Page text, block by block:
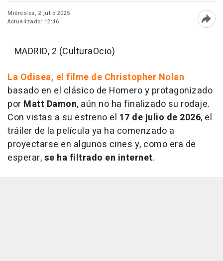
Miércoles, 2 julio 2025
Actualizado: 12:46
MADRID, 2 (CulturaOcio)
La Odisea, el filme de Christopher Nolan
basado en el clásico de Homero y protagonizado
por Matt Damon, aún no ha finalizado su rodaje.
Con vistas a su estreno el 17 de julio de 2026, el
tráiler de la película ya ha comenzado a
proyectarse en algunos cines y, como era de
esperar,se ha filtrado en internet.